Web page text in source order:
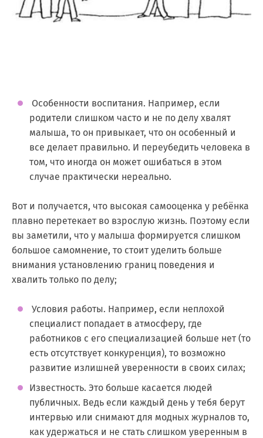
Особенности воспитания. Например, если
родители слишком часто и не по делу хвалят
малыша, то он привыкает, что он особенный и
все делает правильно. И переубедить человека в
том, что иногда он может ошибаться в этом
случае практически нереально.
Вот и получается, что высокая самооценка у ребёнка
плавно перетекает во взрослую жизнь. Поэтому если
вы заметили, что у малыша формируется слишком
большое самомнение, то стоит уделить больше
внимания установлению границ поведения и
хвалить только по делу;
Условия работы. Например, если неплохой
специалист попадает в атмосферу, где
работников с его специализацией больше нет (то
есть отсутствует конкуренция), то возможно
развитие излишней уверенности в своих силах;
Известность. Это больше касается людей
публичных. Ведь если каждый день у тебя берут
интервью или снимают для модных журналов то,
как удержаться и не стать слишком уверенным в